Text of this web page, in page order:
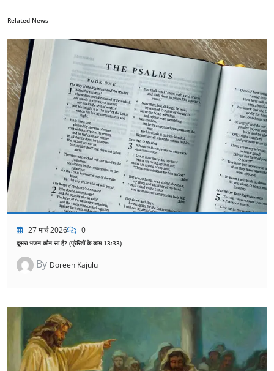
Related News
27 मार्च 2026 0
दूसरा भजन कौन-सा है? (प्रेरितों के काम 13:33)
By Doreen Kajulu